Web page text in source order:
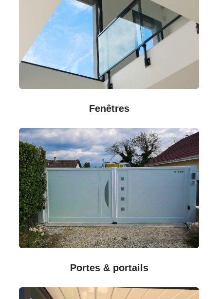
Fenêtres
Portes & portails